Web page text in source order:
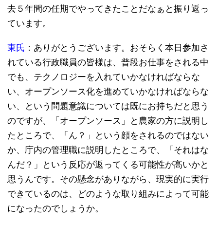
去５年間の任期でやってきたことだなぁと振り返っ
ています。
東氏 ：ありがとうございます。おそらく本日参加さ
れている行政職員の皆様は、普段お仕事をされる中
でも、テクノロジーを入れていかなければならな
い、オープンソース化を進めていかなければならな
い、という問題意識については既にお持ちだと思う
のですが、「オープンソース」と農家の方に説明し
たところで、「ん？」という顔をされるのではない
か、庁内の管理職に説明したところで、「それはな
んだ？」という反応が返ってくる可能性が高いかと
思うんです。その懸念がありながら、現実的に実行
できているのは、どのような取り組みによって可能
になったのでしょうか。